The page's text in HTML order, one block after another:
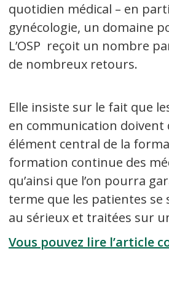
quotidien médical – en
gynécologie, un domaine
L’OSP reçoit un nombre
de nombreux retours.
Elle insiste sur le fait que
en communication doivent
élément central de la
formation continue des
qu’ainsi que l’on pourra
terme que les patientes se
au sérieux et traitées sur
Vous pouvez lire l’article